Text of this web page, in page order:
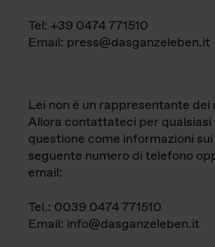
Tel: +39 0474 771510
Email: press@dasganzeleben.it
Lei non è un rappresentante dei
Allora contattateci per qualsiasi
questione come informazioni
seguente numero di telefono
email:
Tel.: 0039 0474 771510
Email: info@dasganzeleben.it